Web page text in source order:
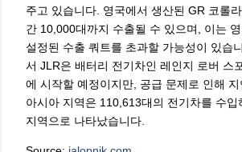
주고 있습니다. 영국에서 생산된 GR 코롤
간 10,000대까지 수출될 수 있으며, 이는
설정된 수출 쿼트를 초과할 가능성이 있습
서 JLR은 배터리 전기차인 레인지 로버 스
에 시작할 예정이지만, 공급 문제로 인해
아시아 지역은 110,613대의 전기차를 수입
지역으로 나타났습니다.